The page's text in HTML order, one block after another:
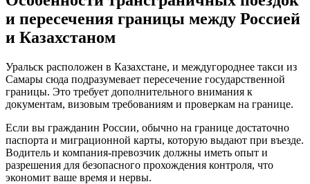
и пересечения границы между Россией
и Казахстаном
Уральск расположен в Казахстане, и междугороднее такси из
Самары сюда подразумевает пересечение государственной
границы. Это требует дополнительного внимания к
документам, визовым требованиям и проверкам на границе.
Если вы гражданин России, обычно на границе достаточно
паспорта и миграционной карты, которую выдают при въезде.
Водитель и компания-превозчик должны иметь опыт и
разрешения для безопасного прохождения контроля, что
экономит ваше время и нервы.